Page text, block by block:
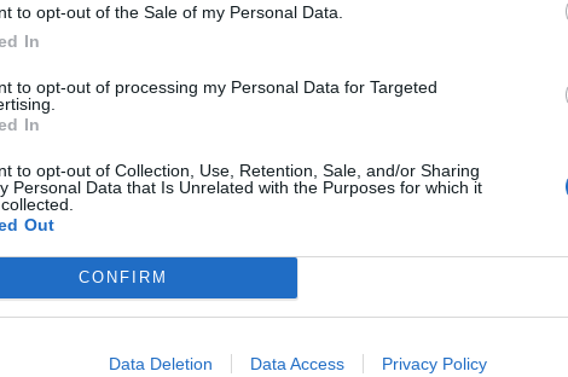
to opt-out of the Sale of my Personal Data.
In
to opt-out of processing my Personal Data for Targeted
In
to opt-out of Collection, Use, Retention, Sale, and/or Sharing
Personal Data that Is Unrelated with the Purposes for which it
Out
CONFIRM
Data Deletion Data Access Privacy Policy
πάθει κρίση μέσα στο νερό.